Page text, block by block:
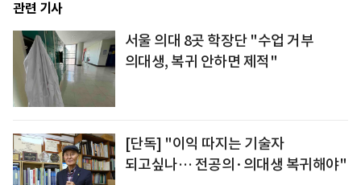
관련 기사
서울 의대 8곳 학장단 "수업 거부
의대생, 복귀 안하면 제적"
[단독] "이익 따지는 기술자
되고싶나… 전공의·의대생 복귀해야"